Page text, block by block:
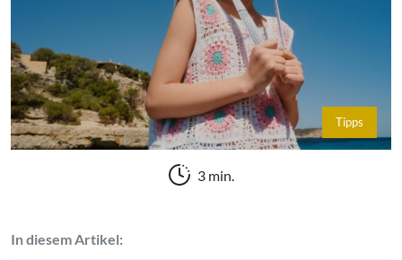
Tipps
3 min.
In diesem Artikel: